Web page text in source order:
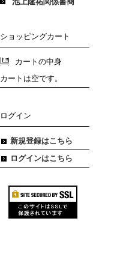
ショッピングカート
カートの中身
カートは空です。
ログイン
新規登録はこちら
ログインはこちら